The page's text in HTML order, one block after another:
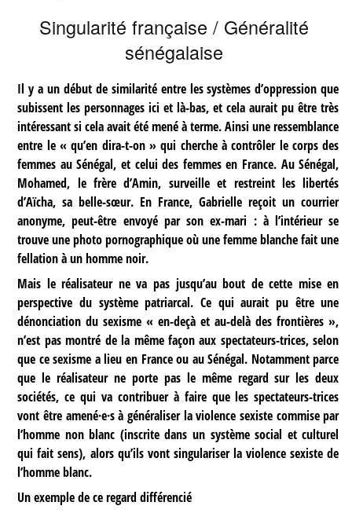
Singularité française / Généralité
sénégalaise
Il y a un début de similarité entre les systèmes d’oppression que
subissent les personnages ici et là-bas, et cela aurait pu être très
intéressant si cela avait été mené à terme. Ainsi une ressemblance
entre le « qu’en dira-t-on » qui cherche à contrôler le corps des
femmes au Sénégal, et celui des femmes en France. Au Sénégal,
Mohamed, le frère d’Amin, surveille et restreint les libertés
d’Aïcha, sa belle-sœur. En France, Gabrielle reçoit un courrier
anonyme, peut-être envoyé par son ex-mari : à l’intérieur se
trouve une photo pornographique où une femme blanche fait une
fellation à un homme noir.
Mais le réalisateur ne va pas jusqu’au bout de cette mise en
perspective du système patriarcal. Ce qui aurait pu être une
dénonciation du sexisme « en-deçà et au-delà des frontières »,
n’est pas montré de la même façon aux spectateurs-trices, selon
que ce sexisme a lieu en France ou au Sénégal. Notamment parce
que le réalisateur ne porte pas le même regard sur les deux
sociétés, ce qui va contribuer à faire que les spectateurs-trices
vont être amené·e·s à généraliser la violence sexiste commise par
l’homme non blanc (inscrite dans un système social et culturel
qui fait sens), alors qu’ils vont singulariser la violence sexiste de
l’homme blanc.
Un exemple de ce regard différencié